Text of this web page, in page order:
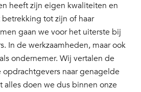
heeft zijn eigen kwaliteiten en
tot zijn of haar
gaan we voor het uiterste bij
In de werkzaamheden, maar ook
ondernemer. Wij vertalen de
opdrachtgevers naar genagelde
alles doen we dus binnen onze